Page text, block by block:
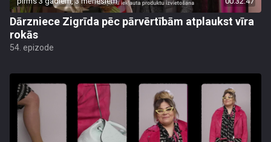
Dārzniece Zigrīda pēc pārvērtībām atplaukst vīra
rokās
54. epizode